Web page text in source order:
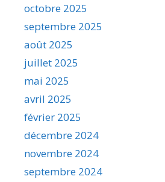
octobre 2025
septembre 2025
août 2025
juillet 2025
mai 2025
avril 2025
février 2025
décembre 2024
novembre 2024
septembre 2024